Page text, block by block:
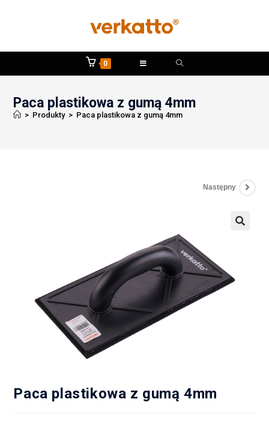
0
Paca plastikowa z gumą 4mm
> Produkty > Paca plastikowa z gumą 4mm
Następny
Paca plastikowa z gumą 4mm